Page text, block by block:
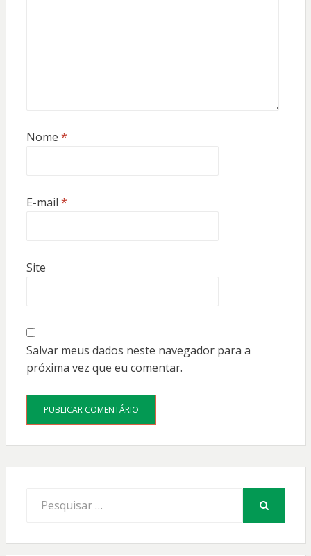
Nome *
E-mail *
Site
Salvar meus dados neste navegador para a
próxima vez que eu comentar.
por: